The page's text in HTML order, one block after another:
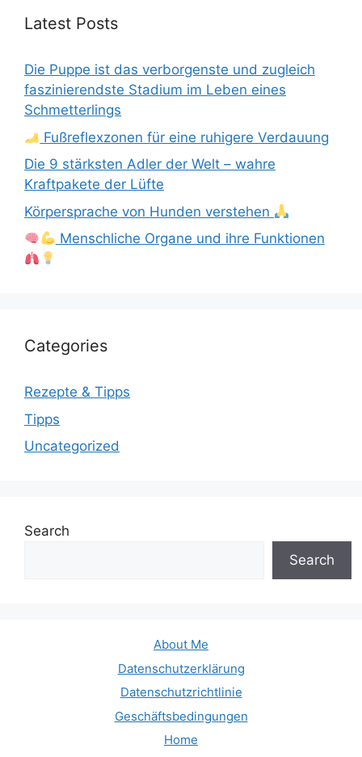
Latest Posts
Die Puppe ist das verborgenste und zugleich
faszinierendste Stadium im Leben eines
Schmetterlings
Fußreflexzonen für eine ruhigere Verdauung
Die 9 stärksten Adler der Welt – wahre
Kraftpakete der Lüfte
Körpersprache von Hunden verstehen
Menschliche Organe und ihre Funktionen
Categories
Rezepte & Tipps
Tipps
Uncategorized
Search
Search
About Me
Datenschutzerklärung
Datenschutzrichtlinie
Geschäftsbedingungen
Home